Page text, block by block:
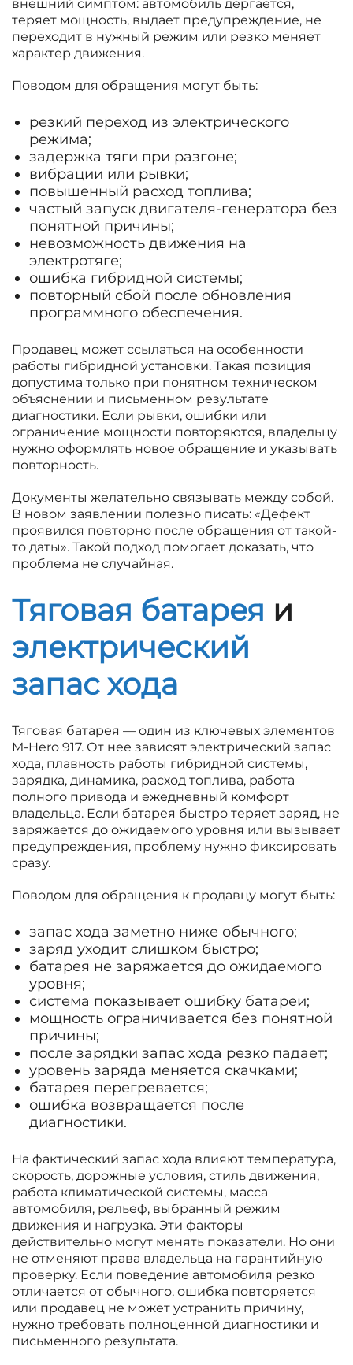
внешний симптом: автомобиль дергается,
теряет мощность, выдает предупреждение, не
переходит в нужный режим или резко меняет
характер движения.
Поводом для обращения могут быть:
резкий переход из электрического
режима;
задержка тяги при разгоне;
вибрации или рывки;
повышенный расход топлива;
частый запуск двигателя-генератора без
понятной причины;
невозможность движения на
электротяге;
ошибка гибридной системы;
повторный сбой после обновления
программного обеспечения.
Продавец может ссылаться на особенности
работы гибридной установки. Такая позиция
допустима только при понятном техническом
объяснении и письменном результате
диагностики. Если рывки, ошибки или
ограничение мощности повторяются, владельцу
нужно оформлять новое обращение и указывать
повторность.
Документы желательно связывать между собой.
В новом заявлении полезно писать: «Дефект
проявился повторно после обращения от такой-
то даты». Такой подход помогает доказать, что
проблема не случайная.
Тяговая батарея и
электрический
запас хода
Тяговая батарея — один из ключевых элементов
M-Hero 917. От нее зависят электрический запас
хода, плавность работы гибридной системы,
зарядка, динамика, расход топлива, работа
полного привода и ежедневный комфорт
владельца. Если батарея быстро теряет заряд, не
заряжается до ожидаемого уровня или вызывает
предупреждения, проблему нужно фиксировать
сразу.
Поводом для обращения к продавцу могут быть:
запас хода заметно ниже обычного;
заряд уходит слишком быстро;
батарея не заряжается до ожидаемого
уровня;
система показывает ошибку батареи;
мощность ограничивается без понятной
причины;
после зарядки запас хода резко падает;
уровень заряда меняется скачками;
батарея перегревается;
ошибка возвращается после
диагностики.
На фактический запас хода влияют температура,
скорость, дорожные условия, стиль движения,
работа климатической системы, масса
автомобиля, рельеф, выбранный режим
движения и нагрузка. Эти факторы
действительно могут менять показатели. Но они
не отменяют права владельца на гарантийную
проверку. Если поведение автомобиля резко
отличается от обычного, ошибка повторяется
или продавец не может устранить причину,
нужно требовать полноценной диагностики и
письменного результата.